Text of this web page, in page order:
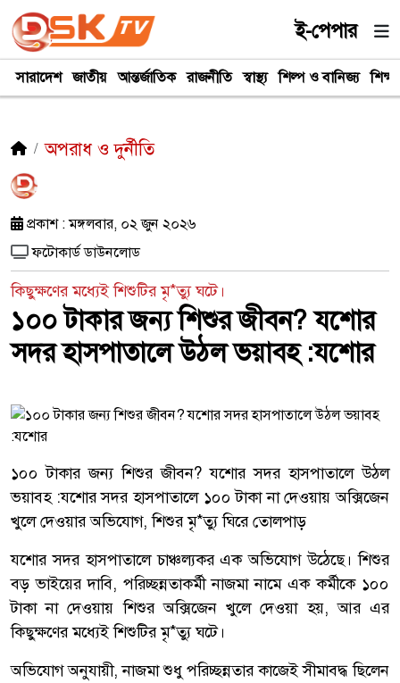
ই-পেপার
সারাদেশ জাতীয় আন্তর্জাতিক রাজনীতি স্বাস্থ্য শিল্প ও বানিজ্য শিক্ষা
অপরাধ ও দুর্নীতি
প্রকাশ : মঙ্গলবার, ০২ জুন ২০২৬
ফটোকার্ড ডাউনলোড
কিছুক্ষণের মধ্যেই শিশুটির মৃ*ত্যু ঘটে।
১০০ টাকার জন্য শিশুর জীবন? যশোর
সদর হাসপাতালে উঠল ভয়াবহ :যশোর
১০০ টাকার জন্য শিশুর জীবন? যশোর সদর হাসপাতালে উঠল
ভয়াবহ :যশোর সদর হাসপাতালে ১০০ টাকা না দেওয়ায় অক্সিজেন
খুলে দেওয়ার অভিযোগ, শিশুর মৃ*ত্যু ঘিরে তোলপাড়
যশোর সদর হাসপাতালে চাঞ্চল্যকর এক অভিযোগ উঠেছে। শিশুর
বড় ভাইয়ের দাবি, পরিচ্ছন্নতাকর্মী নাজমা নামে এক কর্মীকে ১০০
টাকা না দেওয়ায় শিশুর অক্সিজেন খুলে দেওয়া হয়, আর এর
কিছুক্ষণের মধ্যেই শিশুটির মৃ*ত্যু ঘটে।
অভিযোগ অনুযায়ী, নাজমা শুধু পরিচ্ছন্নতার কাজেই সীমাবদ্ধ ছিলেন